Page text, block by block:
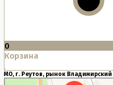
0
Корзина
МО, г. Реутов, рынок Владимирский